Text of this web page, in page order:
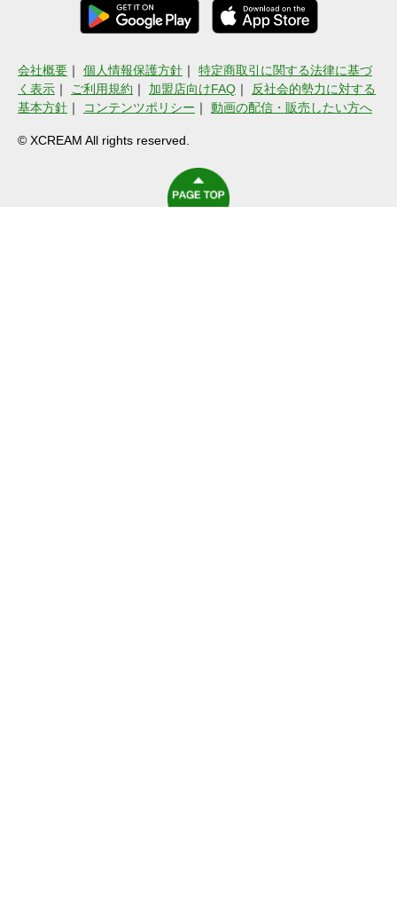
会社概要 ｜ 個人情報保護方針 ｜ 特定商取引に関する法律に基づ
く表示 ｜ ご利用規約 ｜ 加盟店向けFAQ ｜ 反社会的勢力に対する
基本方針 ｜ コンテンツポリシー ｜ 動画の配信・販売したい方へ
© XCREAM All rights reserved.